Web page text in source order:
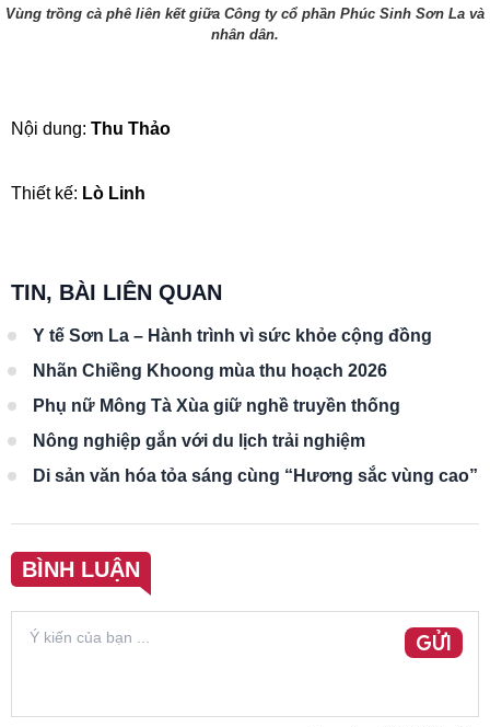
Vùng trồng cà phê liên kết giữa Công ty cổ phần Phúc Sinh Sơn La và
nhân dân.
Nội dung: Thu Thảo
Thiết kế: Lò Linh
TIN, BÀI LIÊN QUAN
Y tế Sơn La – Hành trình vì sức khỏe cộng đồng
Nhãn Chiềng Khoong mùa thu hoạch 2026
Phụ nữ Mông Tà Xùa giữ nghề truyền thống
Nông nghiệp gắn với du lịch trải nghiệm
Di sản văn hóa tỏa sáng cùng “Hương sắc vùng cao”
BÌNH LUẬN
GỬI